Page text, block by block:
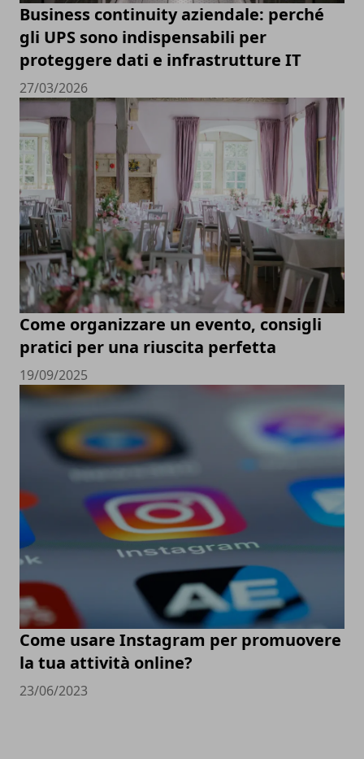
Business continuity aziendale: perché
gli UPS sono indispensabili per
proteggere dati e infrastrutture IT
27/03/2026
Come organizzare un evento, consigli
pratici per una riuscita perfetta
19/09/2025
Come usare Instagram per promuovere
la tua attività online?
23/06/2023